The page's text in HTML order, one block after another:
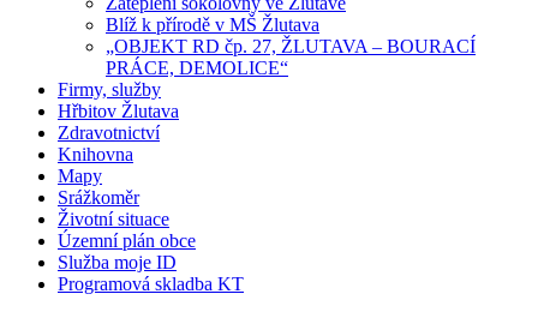
Blíž k přírodě v MŠ Žlutava
„OBJEKT RD čp. 27, ŽLUTAVA – BOURACÍ
PRÁCE, DEMOLICE“
Firmy, služby
Hřbitov Žlutava
Zdravotnictví
Knihovna
Mapy
Srážkoměr
Životní situace
Územní plán obce
Služba moje ID
Programová skladba KT